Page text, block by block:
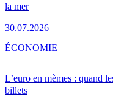
la mer
30.07.2026
L’euro en mèmes : quand
billets
ÉCONOMIE